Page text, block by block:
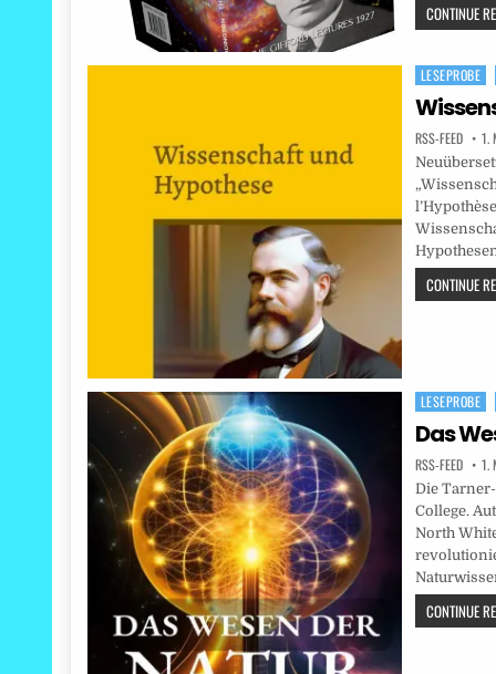
CONTINUE
Posted
in
LESEPROBE
RSS-FEED 1.
CONTINUE
Posted
in
LESEPROBE
Das
RSS-FEED 1.
Die
College.
North
CONTINUE